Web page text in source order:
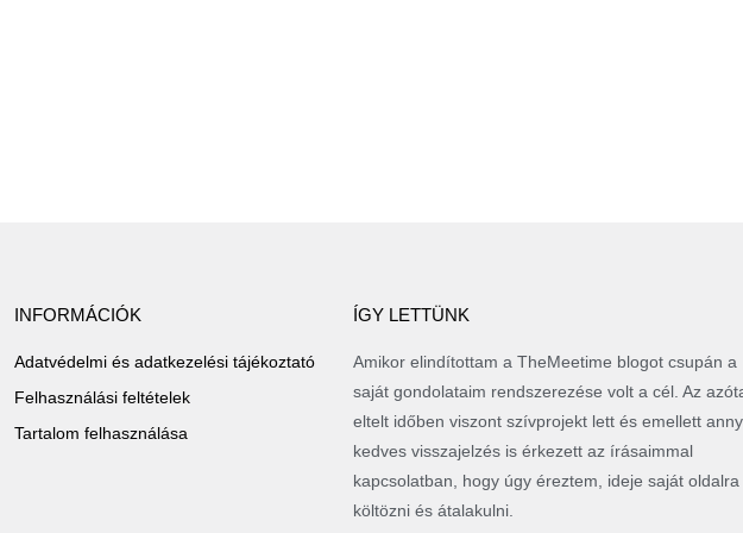
INFORMÁCIÓK
Adatvédelmi és adatkezelési tájékoztató
Felhasználási feltételek
Tartalom felhasználása
ÍGY LETTÜNK
Amikor elindítottam a TheMeetime blogot csupán a
saját gondolataim rendszerezése volt a cél. Az
eltelt időben viszont szívprojekt lett és emellett
kedves visszajelzés is érkezett az írásaimmal
kapcsolatban, hogy úgy éreztem, ideje saját oldalra
költözni és átalakulni.